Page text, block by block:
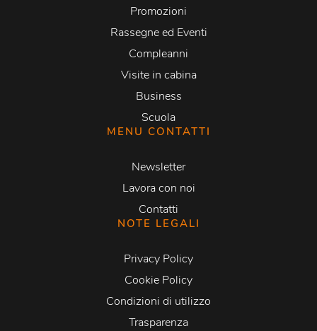
Promozioni
Rassegne ed Eventi
Compleanni
Visite in cabina
Business
Scuola
MENU CONTATTI
Newsletter
Lavora con noi
Contatti
NOTE LEGALI
Privacy Policy
Cookie Policy
Condizioni di utilizzo
Trasparenza